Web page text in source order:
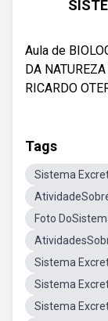
Aula de
DA
RICARDO
Tags
Sistema
Foto
Sistema
Sistema
Sistema